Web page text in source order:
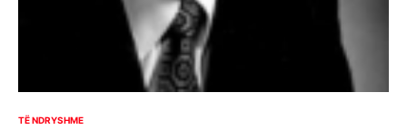
TË NDRYSHME